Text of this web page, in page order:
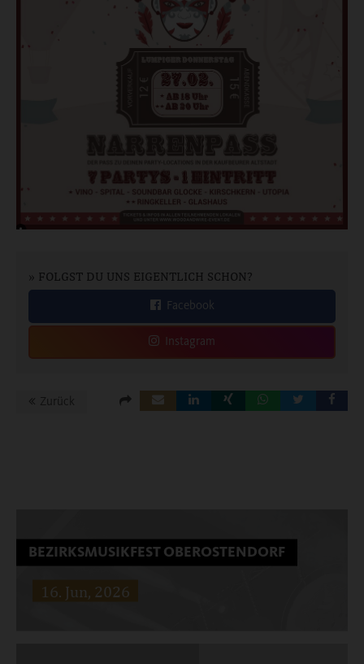
» FOLGST DU UNS EIGENTLICH SCHON?
Facebook
Instagram
Zurück
BEZIRKSMUSIKFEST OBEROSTENDORF
16. Jun, 2026